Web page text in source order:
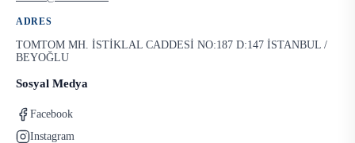
ADRES
TOMTOM MH. İSTİKLAL CADDESİ NO:187 D:147 İSTANBUL /
BEYOĞLU
Sosyal Medya
Facebook
Instagram